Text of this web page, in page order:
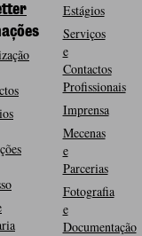
Estágios
Serviços
e
Contactos
Profissionais
Imprensa
Mecenas
e
Parcerias
Fotografia
e
Documentação